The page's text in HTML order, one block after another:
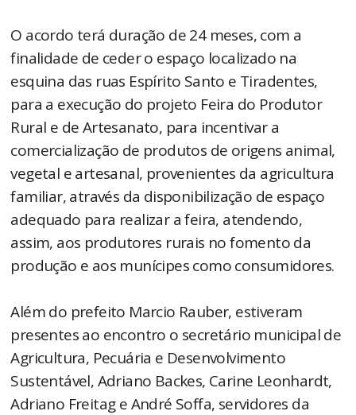
O acordo terá duração de 24 meses, com a
finalidade de ceder o espaço localizado na
esquina das ruas Espírito Santo e Tiradentes,
para a execução do projeto Feira do Produtor
Rural e de Artesanato, para incentivar a
comercialização de produtos de origens animal,
vegetal e artesanal, provenientes da agricultura
familiar, através da disponibilização de espaço
adequado para realizar a feira, atendendo,
assim, aos produtores rurais no fomento da
produção e aos munícipes como consumidores.
Além do prefeito Marcio Rauber, estiveram
presentes ao encontro o secretário municipal de
Agricultura, Pecuária e Desenvolvimento
Sustentável, Adriano Backes, Carine Leonhardt,
Adriano Freitag e André Soffa, servidores da